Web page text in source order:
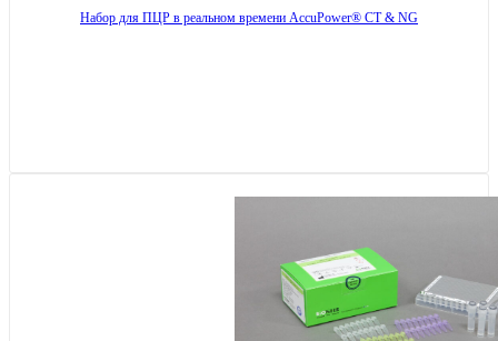
Набор для ПЦР в реальном времени AccuPower® CT & NG